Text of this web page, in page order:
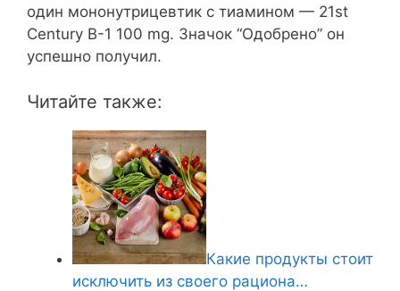
один мононутрицевтик с тиамином — 21st
Century B-1 100 mg. Значок “Одобрено” он
успешно получил.
Читайте также:
Какие продукты стоит
исключить из своего рациона…